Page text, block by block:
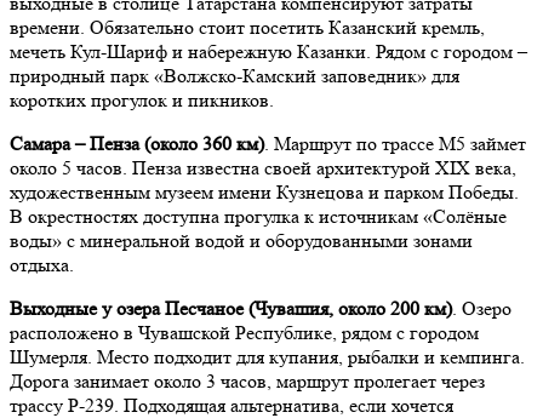
времени. Обязательно стоит посетить Казанский кремль,
мечеть Кул-Шариф и набережную Казанки. Рядом с городом –
природный парк «Волжско-Камский заповедник» для
коротких прогулок и пикников.
Самара – Пенза (около 360 км). Маршрут по трассе М5 займет
около 5 часов. Пенза известна своей архитектурой XIX века,
художественным музеем имени Кузнецова и парком Победы.
В окрестностях доступна прогулка к источникам «Солёные
воды» с минеральной водой и оборудованными зонами
отдыха.
Выходные у озера Песчаное (Чувашия, около 200 км). Озеро
расположено в Чувашской Республике, рядом с городом
Шумерля. Место подходит для купания, рыбалки и кемпинга.
Дорога занимает около 3 часов, маршрут пролегает через
трассу Р-239. Подходящая альтернатива, если хочется